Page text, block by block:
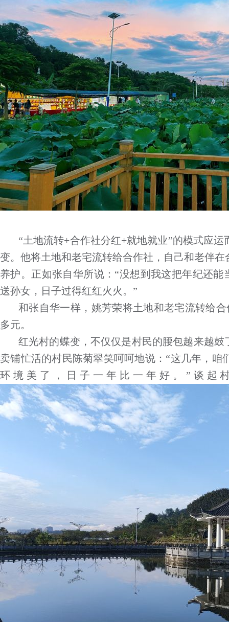
“土地流转+合作社分红+就地就业”的模式应
变。他将土地和老宅流转给合作社，自己和老伴
养护。正如张自华所说：“没想到我这把年纪还
送孙女，日子过得红红火火。”
和张自华一样，姚芳荣将土地和老宅流转给
多元。
红光村的蝶变，不仅仅是村民的腰包越来越
卖铺忙活的村民陈菊翠笑呵呵地说：“这几年，
环境美了，日子一年比一年好。”谈起